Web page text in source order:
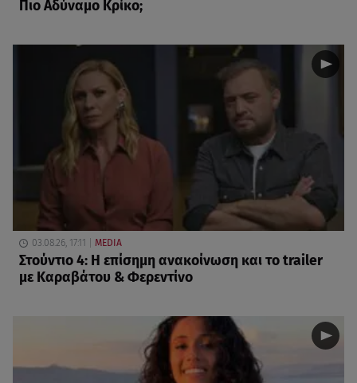
Πιο Αδύναμο Κρίκο;
03.08.26, 17:11 MEDIA
Στούντιο 4: Η επίσημη ανακοίνωση και το trailer
με Καραβάτου & Φερεντίνο